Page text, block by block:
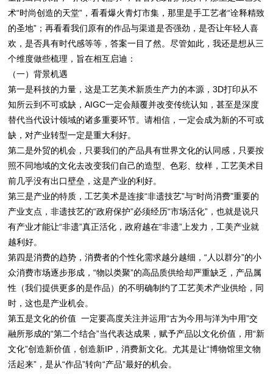
术“时尚创造的天堂”，看看爆火青灯市集，那里是手工艺者“诠释精致
的圣地”；再看看我们原有的作品与渠道是否强劲，是否让年轻人喜
欢，是否具有时代感等等，答案一目了然。尽管如此，我还是想从三
个维度做些梳理，旨在相互启迪：
（一）背景机遇
第一是科技的力量，这是工艺美术新质生产力的本源，3D打印从不
知所云到不可或缺，AIGC一定会颠覆并改变传统认知，甚至是深度
替代当代设计领域的诸多重要环节。请相信，一定会成为新的不可或
缺，对产业转型一定是重大利好。
第二是外贸的机会，只要我们的产品具有世界文化的认同感，只要按
照不同地域的文化去改变我们自己的造型、色彩、纹样，工艺美术目
前几乎没有出口壁垒，这是产业的利好。
第三是产业的特质，工艺美术是连接“非遗技艺”与“时尚消费”重要的
产业支点，非遗技艺的“政府保护”必须经历“市场活化”，也就是说只
有产业才能让“非遗”真正活化，政府越在“非遗”上发力，工美产业就
越利好。
第四是消费的趋势，消费者的个性化需求越分越细，“人以群分”的小
众消费市场逐步形成，“物以类聚”的高品质供给却严重缺乏，产品属
性（我们提供更多的是作品）的不明确制约了工艺美术产业供给，同
时，这也是产业机会。
第五是文化的价值 一定要高度关注并运用“古为今用与洋为中用”交
融所形成的“第二个结合”当代表达成果，赋予产品以文化价值，用“新
文化”创造新价值，创造新IP，消费新文化。尤其是让“博物馆里文物
活起来”，是从“作品”转向“产品”最好的机会。